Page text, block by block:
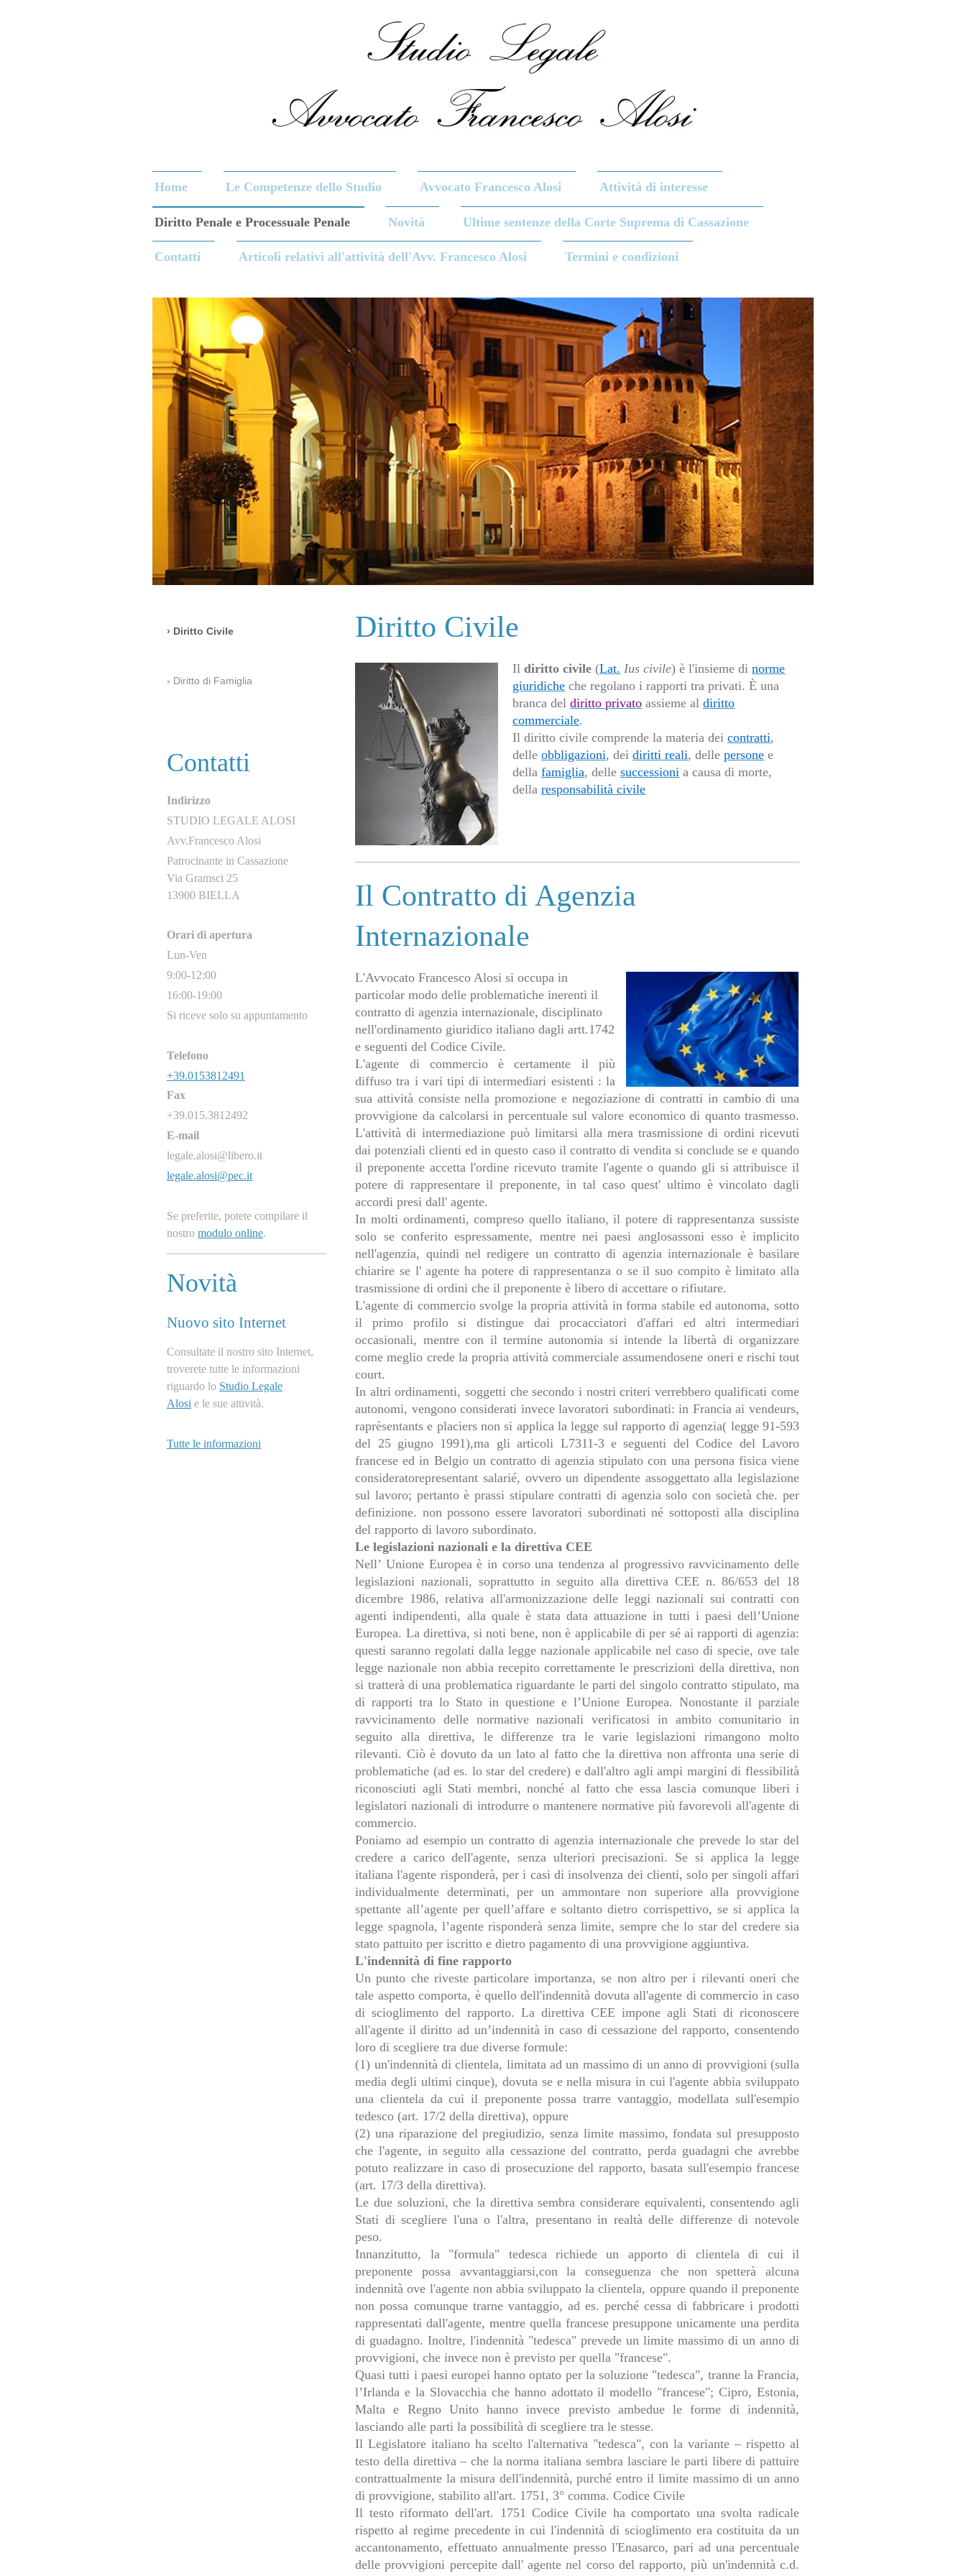
Home Le Competenze dello Studio Avvocato Francesco Alosi Attività di interesse
Diritto Penale e Processuale Penale Novità Ultime sentenze della Corte Suprema di Cassazione
Contatti Articoli relativi all'attività dell'Avv. Francesco Alosi Termini e condizioni
Diritto Civile
Ildiritto civile (Lat. Ius civile) è l'insieme dinorme
giuridiche che regolano i rapporti tra privati. È una
branca deldiritto privato assieme aldiritto
commerciale.
Il diritto civile comprende la materia deicontratti,
delleobbligazioni, deidiritti reali, dellepersone e
dellafamiglia, dellesuccessioni a causa di morte,
dellaresponsabilità civile
Il Contratto di Agenzia
Internazionale
L'Avvocato Francesco Alosi si occupa in
particolar modo delle problematiche inerenti il
contratto di agenzia internazionale, disciplinato
nell'ordinamento giuridico italiano dagli artt.1742
e seguenti del Codice Civile.
L'agente di commercio è certamente il più
diffuso tra i vari tipi di intermediari esistenti : la
sua attività consiste nella promozione e negoziazione di contratti in cambio di una
provvigione da calcolarsi in percentuale sul valore economico di quanto trasmesso.
L'attività di intermediazione può limitarsi alla mera trasmissione di ordini ricevuti
dai potenziali clienti ed in questo caso il contratto di vendita si conclude se e quando
il preponente accetta l'ordine ricevuto tramite l'agente o quando gli si attribuisce il
potere di rappresentare il preponente, in tal caso quest' ultimo è vincolato dagli
accordi presi dall' agente.
In molti ordinamenti, compreso quello italiano, il potere di rappresentanza sussiste
solo se conferito espressamente, mentre nei paesi anglosassoni esso è implicito
nell'agenzia, quindi nel redigere un contratto di agenzia internazionale è basilare
chiarire se l' agente ha potere di rappresentanza o se il suo compito è limitato alla
trasmissione di ordini che il preponente è libero di accettare o rifiutare.
L'agente di commercio svolge la propria attività in forma stabile ed autonoma, sotto
il primo profilo si distingue dai procacciatori d'affari ed altri intermediari
occasionali, mentre con il termine autonomia si intende la libertà di organizzare
come meglio crede la propria attività commerciale assumendosene oneri e rischi tout
court.
In altri ordinamenti, soggetti che secondo i nostri criteri verrebbero qualificati come
autonomi, vengono considerati invece lavoratori subordinati: in Francia ai vendeurs,
raprèsentants e placiers non si applica la legge sul rapporto di agenzia( legge 91-593
del 25 giugno 1991),ma gli articoli L7311-3 e seguenti del Codice del Lavoro
francese ed in Belgio un contratto di agenzia stipulato con una persona fisica viene
consideratorepresentant salarié, ovvero un dipendente assoggettato alla legislazione
sul lavoro; pertanto è prassi stipulare contratti di agenzia solo con società che. per
definizione. non possono essere lavoratori subordinati né sottoposti alla disciplina
del rapporto di lavoro subordinato.
Le legislazioni nazionali e la direttiva CEE
Nell’ Unione Europea è in corso una tendenza al progressivo ravvicinamento delle
legislazioni nazionali, soprattutto in seguito alla direttiva CEE n. 86/653 del 18
dicembre 1986, relativa all'armonizzazione delle leggi nazionali sui contratti con
agenti indipendenti, alla quale è stata data attuazione in tutti i paesi dell’Unione
Europea. La direttiva, si noti bene, non è applicabile di per sé ai rapporti di agenzia:
questi saranno regolati dalla legge nazionale applicabile nel caso di specie, ove tale
legge nazionale non abbia recepito correttamente le prescrizioni della direttiva, non
si tratterà di una problematica riguardante le parti del singolo contratto stipulato, ma
di rapporti tra lo Stato in questione e l’Unione Europea. Nonostante il parziale
ravvicinamento delle normative nazionali verificatosi in ambito comunitario in
seguito alla direttiva, le differenze tra le varie legislazioni rimangono molto
rilevanti. Ciò è dovuto da un lato al fatto che la direttiva non affronta una serie di
problematiche (ad es. lo star del credere) e dall'altro agli ampi margini di flessibilità
riconosciuti agli Stati membri, nonché al fatto che essa lascia comunque liberi i
legislatori nazionali di introdurre o mantenere normative più favorevoli all'agente di
commercio.
Poniamo ad esempio un contratto di agenzia internazionale che prevede lo star del
credere a carico dell'agente, senza ulteriori precisazioni. Se si applica la legge
italiana l'agente risponderà, per i casi di insolvenza dei clienti, solo per singoli affari
individualmente determinati, per un ammontare non superiore alla provvigione
spettante all’agente per quell’affare e soltanto dietro corrispettivo, se si applica la
legge spagnola, l’agente risponderà senza limite, sempre che lo star del credere sia
stato pattuito per iscritto e dietro pagamento di una provvigione aggiuntiva.
L'indennità di fine rapporto
Un punto che riveste particolare importanza, se non altro per i rilevanti oneri che
tale aspetto comporta, è quello dell'indennità dovuta all'agente di commercio in caso
di scioglimento del rapporto. La direttiva CEE impone agli Stati di riconoscere
all'agente il diritto ad un’indennità in caso di cessazione del rapporto, consentendo
loro di scegliere tra due diverse formule:
(1) un'indennità di clientela, limitata ad un massimo di un anno di provvigioni (sulla
media degli ultimi cinque), dovuta se e nella misura in cui l'agente abbia sviluppato
una clientela da cui il preponente possa trarre vantaggio, modellata sull'esempio
tedesco (art. 17/2 della direttiva), oppure
(2) una riparazione del pregiudizio, senza limite massimo, fondata sul presupposto
che l'agente, in seguito alla cessazione del contratto, perda guadagni che avrebbe
potuto realizzare in caso di prosecuzione del rapporto, basata sull'esempio francese
(art. 17/3 della direttiva).
Le due soluzioni, che la direttiva sembra considerare equivalenti, consentendo agli
Stati di scegliere l'una o l'altra, presentano in realtà delle differenze di notevole
peso.
Innanzitutto, la "formula" tedesca richiede un apporto di clientela di cui il
preponente possa avvantaggiarsi,con la conseguenza che non spetterà alcuna
indennità ove l'agente non abbia sviluppato la clientela, oppure quando il preponente
non possa comunque trarne vantaggio, ad es. perché cessa di fabbricare i prodotti
rappresentati dall'agente, mentre quella francese presuppone unicamente una perdita
di guadagno. Inoltre, l'indennità "tedesca" prevede un limite massimo di un anno di
provvigioni, che invece non è previsto per quella "francese".
Quasi tutti i paesi europei hanno optato per la soluzione "tedesca", tranne la Francia,
l’Irlanda e la Slovacchia che hanno adottato il modello "francese"; Cipro, Estonia,
Malta e Regno Unito hanno invece previsto ambedue le forme di indennità,
lasciando alle parti la possibilità di scegliere tra le stesse.
Il Legislatore italiano ha scelto l'alternativa "tedesca", con la variante – rispetto al
testo della direttiva – che la norma italiana sembra lasciare le parti libere di pattuire
contrattualmente la misura dell'indennità, purché entro il limite massimo di un anno
di provvigione, stabilito all'art. 1751, 3° comma. Codice Civile
Il testo riformato dell'art. 1751 Codice Civile ha comportato una svolta radicale
rispetto al regime precedente in cui l'indennità di scioglimento era costituita da un
accantonamento, effettuato annualmente presso l'Enasarco, pari ad una percentuale
delle provvigioni percepite dall' agente nel corso del rapporto, più un'indennità c.d.
Diritto Civile
Diritto di Famiglia
Contatti
Indirizzo
STUDIO LEGALE ALOSI
Avv.Francesco Alosi
Patrocinante in Cassazione
Via Gramsci 25
13900 BIELLA
Orari di apertura
Lun-Ven
9:00-12:00
16:00-19:00
Si riceve solo su appuntamento
Telefono
+39.0153812491
Fax
+39.015.3812492
E-mail
legale.alosi@libero.it
legale.alosi@pec.it
Se preferite, potete compilare il
nostro modulo online.
Novità
Nuovo sito Internet
Consultate il nostro sito Internet,
troverete tutte le informazioni
riguardo lo Studio Legale
Alosi e le sue attività.
Tutte le informazioni